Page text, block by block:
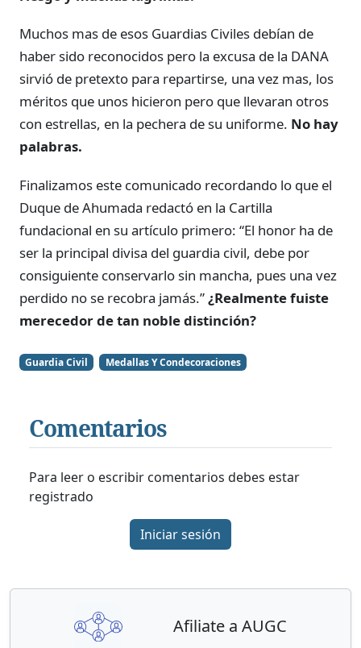
Muchos mas de esos Guardias Civiles debían de
haber sido reconocidos pero la excusa de la DANA
sirvió de pretexto para repartirse, una vez mas, los
méritos que unos hicieron pero que llevaran otros
con estrellas, en la pechera de su uniforme. No hay
palabras.
Finalizamos este comunicado recordando lo que el
Duque de Ahumada redactó en la Cartilla
fundacional en su artículo primero: “El honor ha de
ser la principal divisa del guardia civil, debe por
consiguiente conservarlo sin mancha, pues una vez
perdido no se recobra jamás.” ¿Realmente fuiste
merecedor de tan noble distinción?
Guardia Civil Medallas Y Condecoraciones
Comentarios
Para leer o escribir comentarios debes estar
registrado
Iniciar sesión
Afiliate a AUGC